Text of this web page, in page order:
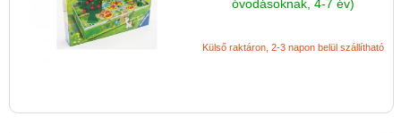
óvodásoknak, 4-7 év)
Külső raktáron, 2-3 napon belül szállítható